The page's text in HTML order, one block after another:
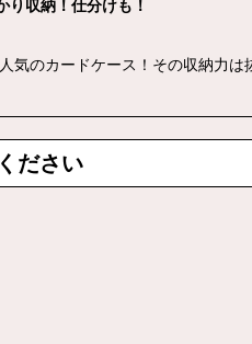
収納！仕分けも！
気のカードケース！その収納力
ださい